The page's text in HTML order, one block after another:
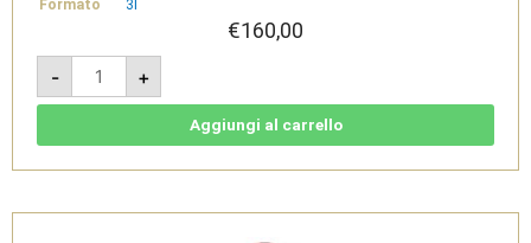
Formato
3l
€160,00
-
Passorosso
2022
3L
-
Passopisciaro
+
Aggiungi al carrello